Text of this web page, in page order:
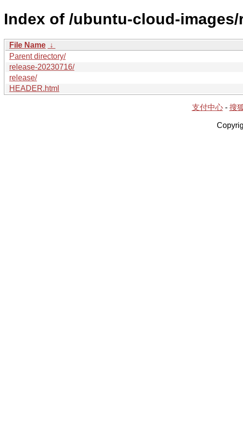
Index of /ubuntu-cloud-images/
File Name ↓
Parent directory/
release-20230716/
release/
HEADER.html
支付中心- 搜